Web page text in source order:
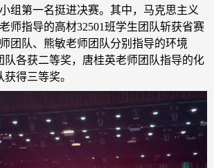
组第一名挺进决赛。其中，马克思主义
师指导的高材32501班学生团队斩获省赛
团队、熊敏老师团队分别指导的环境
队各获二等奖，唐桂英老师团队指导的化
得三等奖。